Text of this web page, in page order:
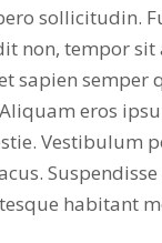
sollicitudin.
non, tempor
sapien semper
eros
Vestibulum
habitant